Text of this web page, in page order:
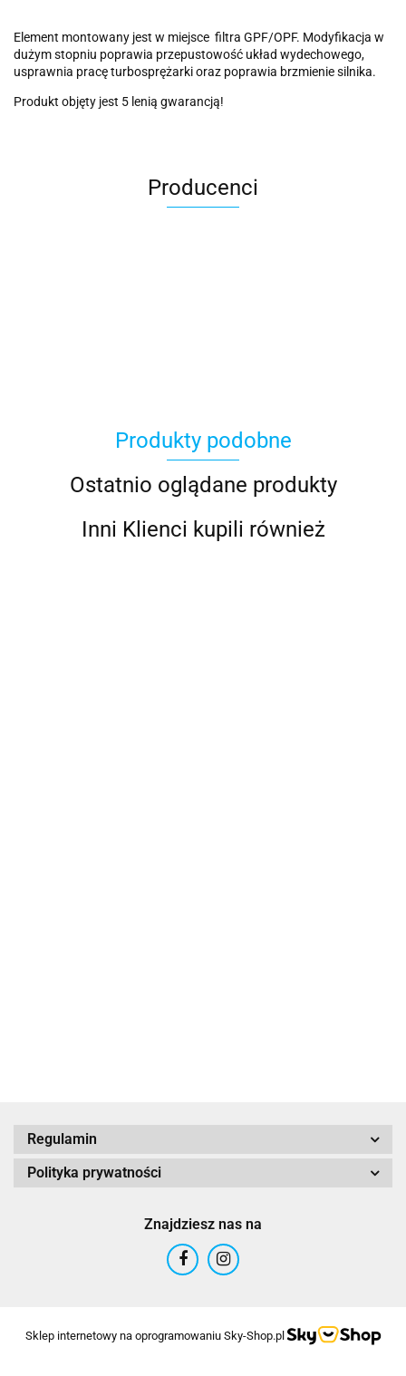
Element montowany jest w miejsce filtra GPF/OPF. Modyfikacja w
dużym stopniu poprawia przepustowość układ wydechowego,
usprawnia pracę turbosprężarki oraz poprawia brzmienie silnika.
Produkt objęty jest 5 lenią gwarancją!
Producenci
Produkty podobne
Ostatnio oglądane produkty
Inni Klienci kupili również
Regulamin
Polityka prywatności
Znajdziesz nas na
Sklep internetowy na oprogramowaniu Sky-Shop.pl